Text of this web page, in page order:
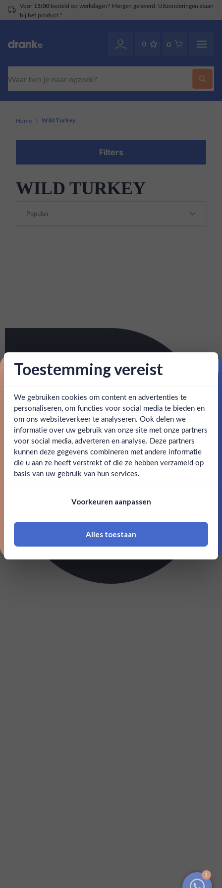
Voor 15:00besteld op werkdagen? Morgen geleverd. Uitzonderingen staan
bij het product.*
0 0
Ben jij 18 jaar of ouder?
Ja Nee
18 jaar of ouder zijn
Home Wild Turkey
Filters
WILD TURKEY
Toestemming vereist
We gebruiken cookies om content en advertenties te
personaliseren, om functies voor social media te bieden en
om ons websiteverkeer te analyseren. Ook delen we
informatie over uw gebruik van onze site met onze partners
voor social media, adverteren en analyse. Deze partners
kunnen deze gegevens combineren met andere informatie
die u aan ze heeft verstrekt of die ze hebben verzameld op
basis van uw gebruik van hun services.
Voorkeuren aanpassen
Alles toestaan
Proost op je eerste korting!
Schrijf je in en ontvang direct 5% korting op je eerste
bestelling.
Email
Claim mijn korting